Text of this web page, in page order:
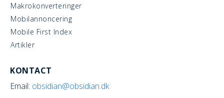
Makrokonverteringer
Mobilannoncering
Mobile First Index
Artikler
KONTACT
Email: obsidian@obsidian.dk